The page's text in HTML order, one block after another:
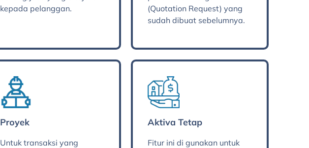
kepada pelanggan.
(Quotation Request) yang
sudah dibuat sebelumnya.
Proyek
Untuk transaksi yang
Aktiva Tetap
Fitur ini di gunakan untuk